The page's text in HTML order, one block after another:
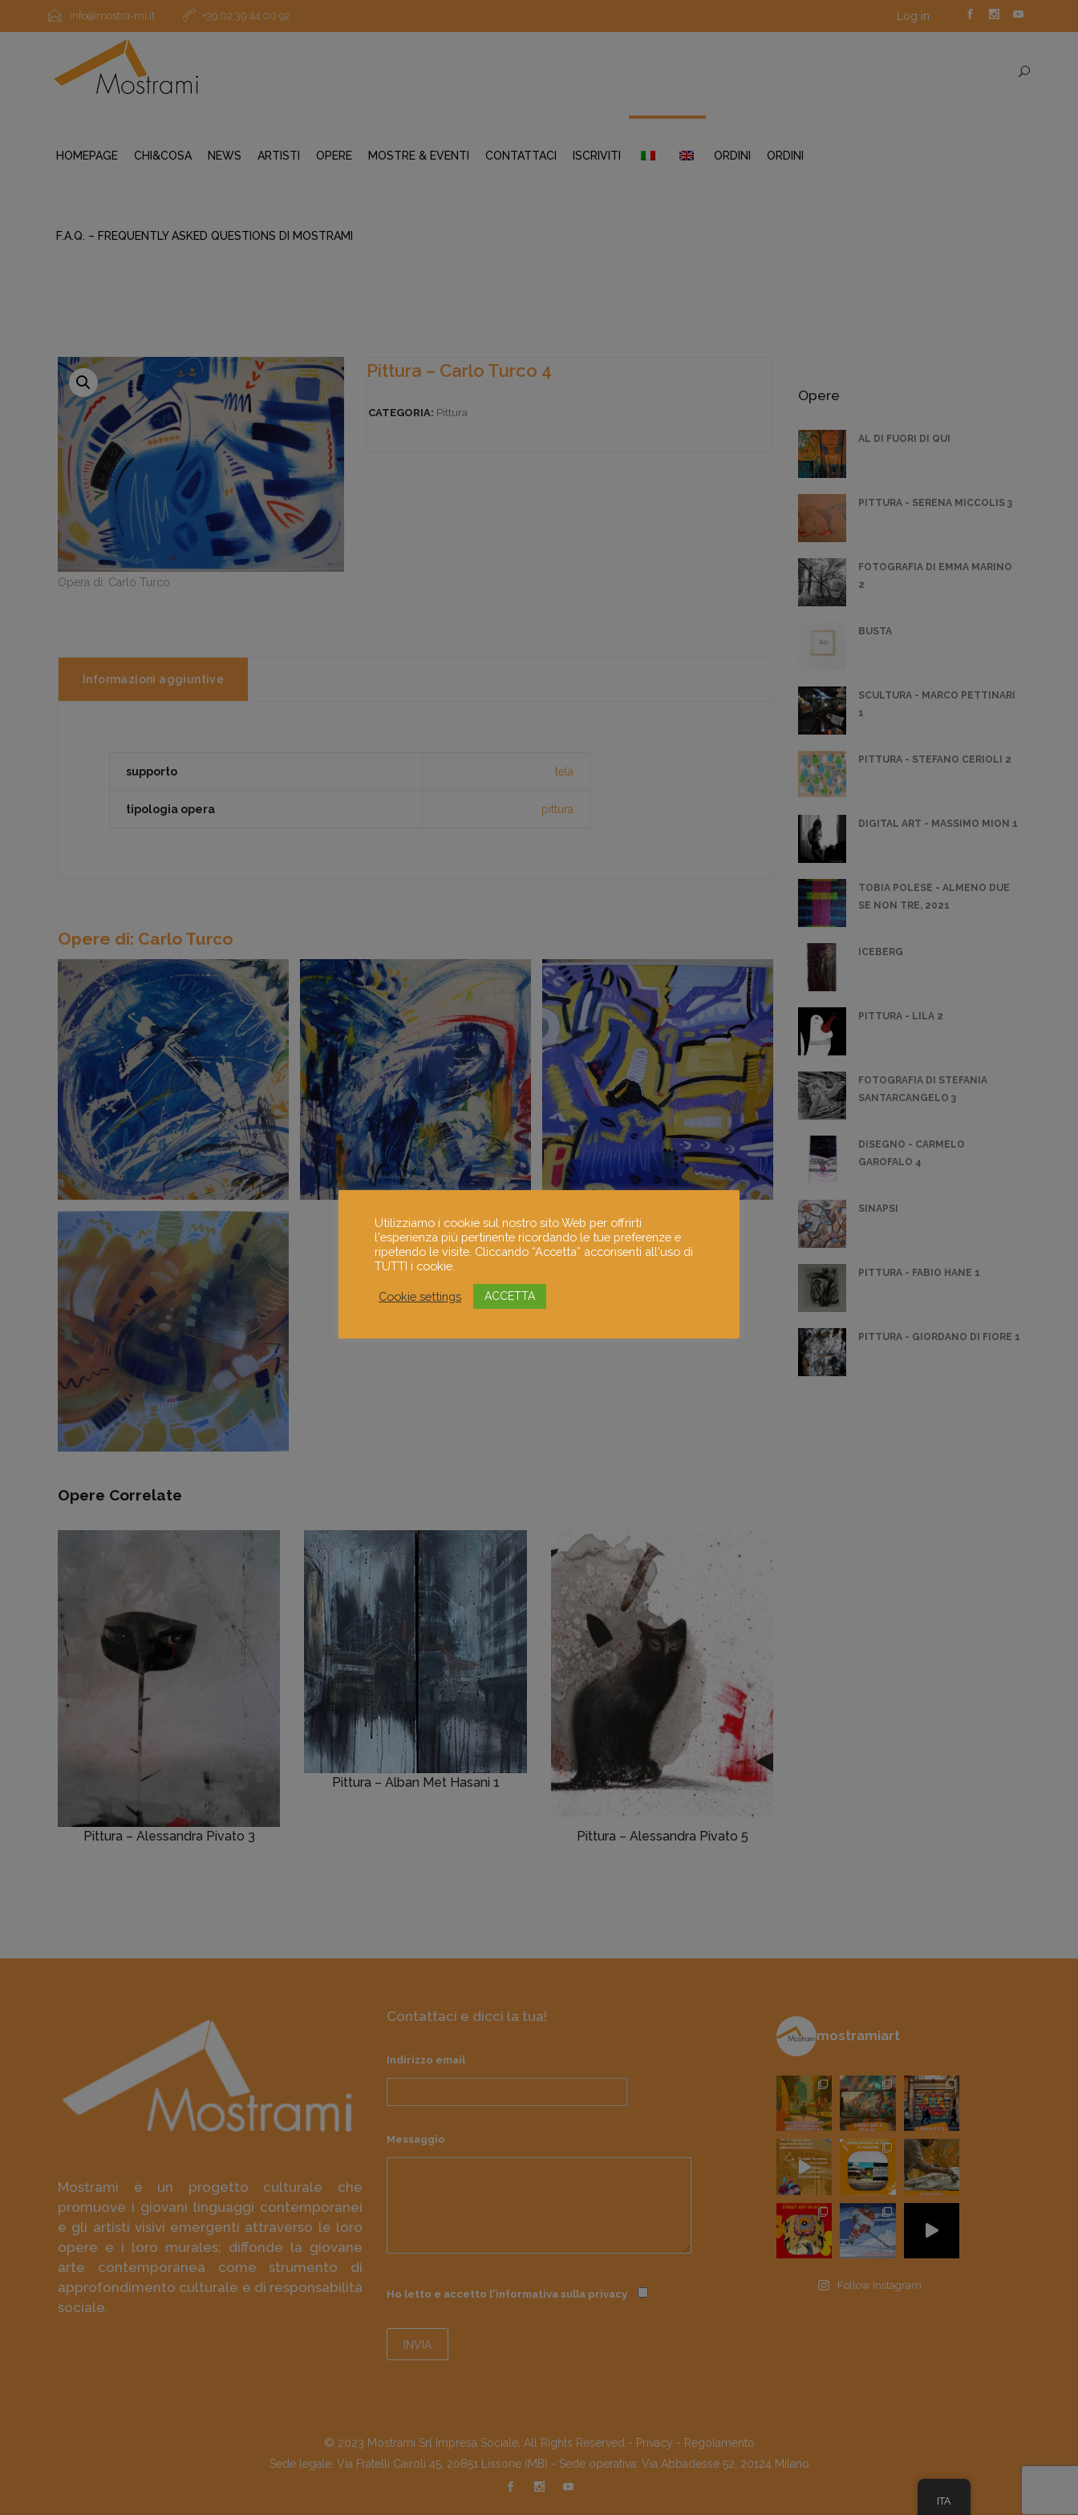
info@mostra-mi.it +39 02 39 44 00 92 Log in
HOMEPAGE CHI&COSA NEWS ARTISTI OPERE MOSTRE & EVENTI CONTATTACI ISCRIVITI ORDINI ORDINI
F.A.Q. – FREQUENTLY ASKED QUESTIONS DI MOSTRAMI
Opera di: Carlo Turco
Pittura – Carlo Turco 4
CATEGORIA: Pittura
Informazioni aggiuntive
supporto tela
tipologia opera pittura
Opere di: Carlo Turco
Opere Correlate
Pittura – Alessandra Pivato 3
Pittura – Alban Met Hasani 1
Pittura – Alessandra Pivato 5
Opere
AL DI FUORI DI QUI
PITTURA - SERENA MICCOLIS 3
FOTOGRAFIA DI EMMA MARINO
2
BUSTA
SCULTURA - MARCO PETTINARI
1
PITTURA - STEFANO CERIOLI 2
DIGITAL ART - MASSIMO MION 1
TOBIA POLESE - ALMENO DUE
SE NON TRE, 2021
ICEBERG
PITTURA - LILA 2
FOTOGRAFIA DI STEFANIA
SANTARCANGELO 3
DISEGNO - CARMELO
GAROFALO 4
SINAPSI
PITTURA - FABIO HANE 1
PITTURA - GIORDANO DI FIORE 1
Mostrami è un progetto culturale che
promuove i giovani linguaggi contemporanei
e gli artisti visivi emergenti attraverso le loro
opere e i loro murales; diffonde la giovane
arte contemporanea come strumento di
approfondimento culturale e di responsabilità
sociale.
Contattaci e dicci la tua!
Indirizzo email
Messaggio
Ho letto e accetto l'informativa sulla privacy
mostramiart
Follow Instagram
© 2023 Mostrami Srl Impresa Sociale, All Rights Reserved - Privacy - Regolamento
Sede legale: Via Fratelli Cairoli 45, 20851 Lissone (MB) - Sede operativa: Via Abbadesse 52, 20124 Milano
Utilizziamo i cookie sul nostro sito Web per offrirti
l'esperienza più pertinente ricordando le tue preferenze e
ripetendo le visite. Cliccando “Accetta” acconsenti all'uso di
TUTTI i cookie.
Cookie settings ACCETTA
ITA